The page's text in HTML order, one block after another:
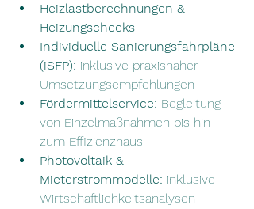
Heizlastberechnungen &
Heizungschecks
Individuelle Sanierungsfahrpläne
(iSFP): inklusive praxisnaher
Umsetzungsempfehlungen
Fördermittelservice: Begleitung
von Einzelmaßnahmen bis hin
zum Effizienzhaus
Photovoltaik &
Mieterstrommodelle: inklusive
Wirtschaftlichkeitsanalysen